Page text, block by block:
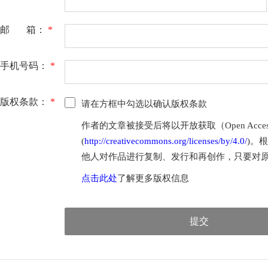
邮 箱： *
手机号码： *
版权条款： * 请在方框中勾选以确认版权条款
作者的文章被接受后将以开放获取（Open
(http://creativecommons.org/licenses/by/4.0/)。
他人对作品进行复制、发行和再创作，只要对
点击此处了解更多版权信息
提交